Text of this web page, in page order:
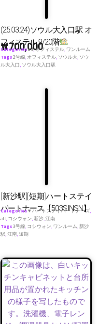
(25.03.24)ソウル大入口駅 オ
フィステル 9/20階
₩700,000
Categoriesall,オフィステル, ワンルーム
Tags2号線, オフィステル, ソウル大, ソウ
ル大入口, ソウル大入口駅
[新沙駅][短期]ハートステイ
パートナース【503SINSN】
Categories♥ ハートステイパートナーズ,
all, コシウォン,新沙,江南
Tags3号線, コシウォン, ワンルーム,新沙
駅,江南,短期